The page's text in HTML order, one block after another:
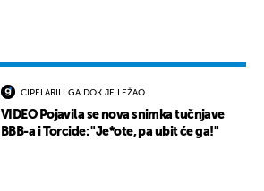
CIPELARILI GA DOK JE LEŽAO
VIDEO Pojavila se nova snimka tučnjave
BBB-a i Torcide: "Je*ote, pa ubit će ga!"